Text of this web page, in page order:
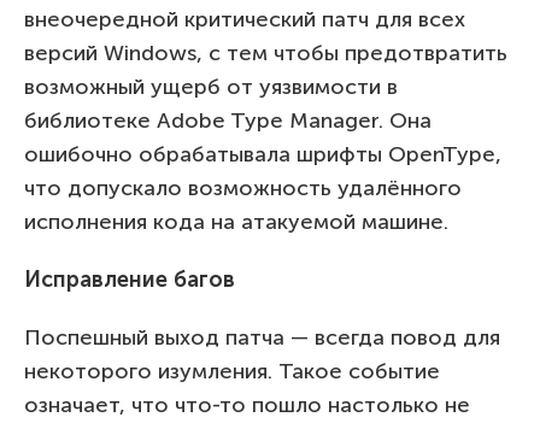
внеочередной критический патч для всех
версий Windows, с тем чтобы предотвратить
возможный ущерб от уязвимости в
библиотеке Adobe Type Manager. Она
ошибочно обрабатывала шрифты OpenType,
что допускало возможность удалённого
исполнения кода на атакуемой машине.
Исправление багов
Поспешный выход патча — всегда повод для
некоторого изумления. Такое событие
означает, что что-то пошло настолько не